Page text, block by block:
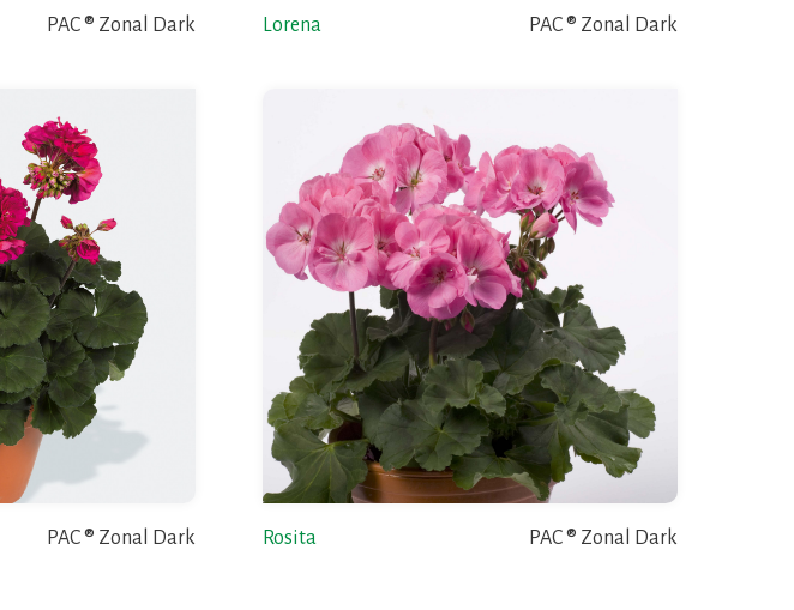
PAC ® Zonal Dark Lorena PAC ® Zonal Dark
PAC ® Zonal Dark Rosita PAC ® Zonal Dark